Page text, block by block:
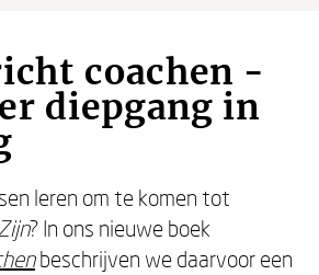
coachen -
diepgang in
leren om te komen tot
? In ons nieuwe boek
beschrijven we daarvoor een